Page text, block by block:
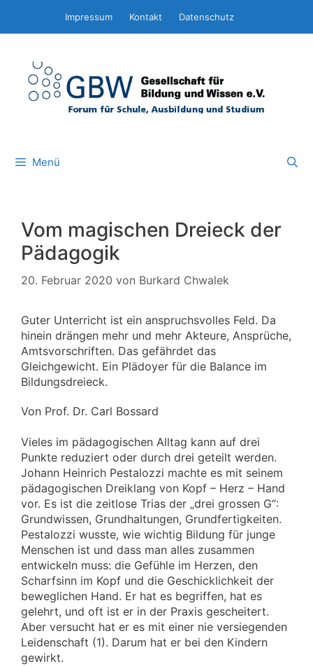
springen
Impressum Kontakt Datenschutz
Menü
Vom magischen Dreieck der
Pädagogik
20. Februar 2020 von Burkard Chwalek
Guter Unterricht ist ein anspruchsvolles Feld. Da
hinein drängen mehr und mehr Akteure, Ansprüche,
Amtsvorschriften. Das gefährdet das
Gleichgewicht. Ein Plädoyer für die Balance im
Bildungsdreieck.
Von Prof. Dr. Carl Bossard
Vieles im pädagogischen Alltag kann auf drei
Punkte reduziert oder durch drei geteilt werden.
Johann Heinrich Pestalozzi machte es mit seinem
pädagogischen Dreiklang von Kopf – Herz – Hand
vor. Es ist die zeitlose Trias der „drei grossen G“:
Grundwissen, Grundhaltungen, Grundfertigkeiten.
Pestalozzi wusste, wie wichtig Bildung für junge
Menschen ist und dass man alles zusammen
entwickeln muss: die Gefühle im Herzen, den
Scharfsinn im Kopf und die Geschicklichkeit der
beweglichen Hand. Er hat es begriffen, hat es
gelehrt, und oft ist er in der Praxis gescheitert.
Aber versucht hat er es mit einer nie versiegenden
Leidenschaft (1). Darum hat er bei den Kindern
gewirkt.